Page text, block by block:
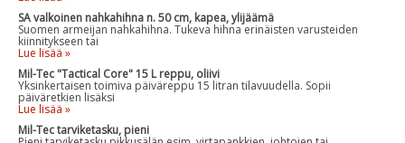
SA valkoinen nahkahihna n. 50 cm, kapea, ylijäämä
Suomen armeijan nahkahihna. Tukeva hihna erinäisten varusteiden
kiinnitykseen tai
Lue lisää »
Mil-Tec "Tactical Core" 15 L reppu, oliivi
Yksinkertaisen toimiva päiväreppu 15 litran tilavuudella. Sopii
päiväretkien lisäksi
Lue lisää »
Mil-Tec tarviketasku, pieni